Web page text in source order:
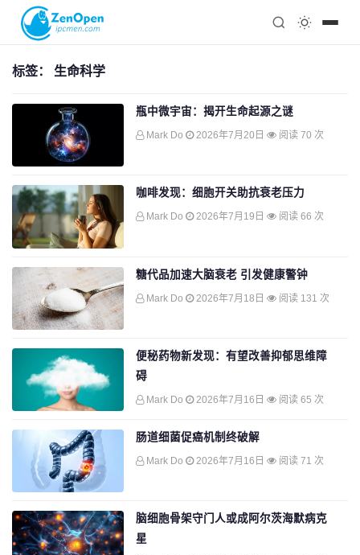
科技
注册
标签： 生命科学
瓶中微宇宙：揭开生命起源之谜
Mark Do 2026年7月20日 阅读 70 次
咖啡发现：细胞开关助抗衰老压力
Mark Do 2026年7月19日 阅读 66 次
糖代品加速大脑衰老 引发健康警钟
Mark Do 2026年7月18日 阅读 131 次
便秘药物新发现：有望改善抑郁思维障
碍
Mark Do 2026年7月16日 阅读 65 次
肠道细菌促癌机制终破解
Mark Do 2026年7月16日 阅读 71 次
脑细胞骨架守门人或成阿尔茨海默病克
星